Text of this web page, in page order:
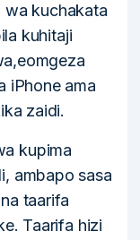
wa kuchakata
kuhitaji
iPhone ama
zaidi.
kupima
ambapo sasa
taarifa
Taarifa hizi